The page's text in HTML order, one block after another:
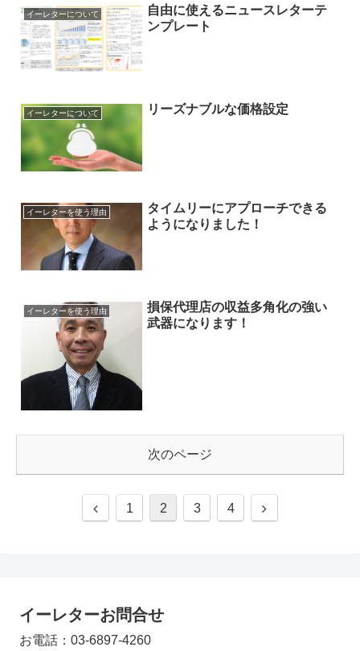
イーレターについて
自由に使えるニュースレターテ
ンプレート
イーレターについて リーズナブルな価格設定
イーレターを使う理由
タイムリーにアプローチできる
ようになりました！
イーレターを使う理由
損保代理店の収益多角化の強い
武器になります！
次のページ
1 2 3 4
イーレターお問合せ
お電話：03-6897-4260